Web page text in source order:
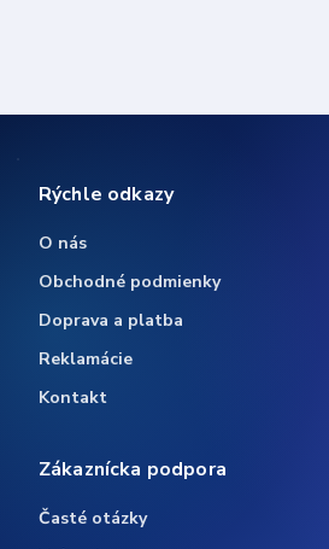
Rýchle odkazy
O nás
Obchodné podmienky
Doprava a platba
Reklamácie
Kontakt
Zákaznícka podpora
Časté otázky